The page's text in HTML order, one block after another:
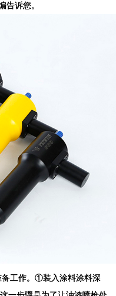
告诉您。
备工作。①装入涂料涂料深